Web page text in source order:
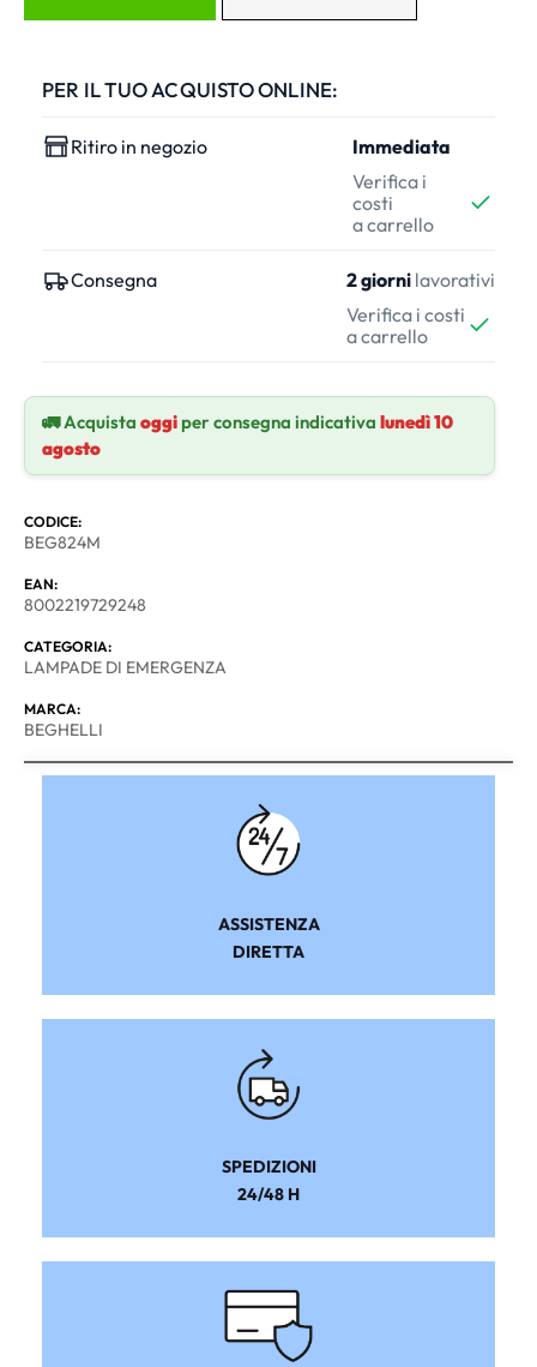
PER IL TUO ACQUISTO ONLINE:
Ritiro in negozio
Immediata
Verifica i
costi
a carrello
Consegna 2 giorni lavorativi
Verifica i costi
a carrello
🚛 Acquista oggiper consegna indicativa lunedì 10
agosto
CODICE:
BEG824M
EAN:
8002219729248
CATEGORIA:
LAMPADE DI EMERGENZA
MARCA:
BEGHELLI
ASSISTENZA
DIRETTA
SPEDIZIONI
24/48 H